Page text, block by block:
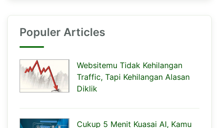
Populer Articles
Websitemu Tidak Kehilangan
Traffic, Tapi Kehilangan Alasan
Diklik
Cukup 5 Menit Kuasai AI, Kamu